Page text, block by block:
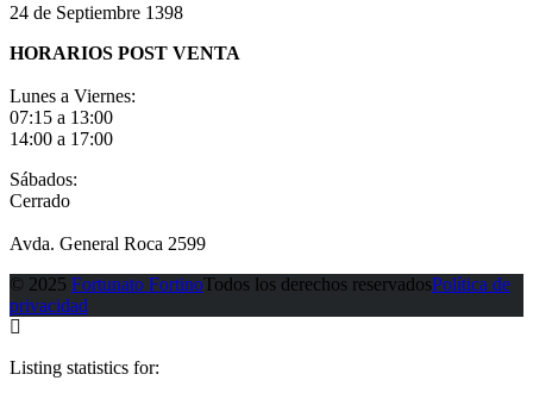
24 de Septiembre 1398
HORARIOS POST VENTA
Lunes a Viernes:
07:15 a 13:00
14:00 a 17:00
Sábados:
Cerrado
Avda. General Roca 2599
© 2025 Fortunato FortinoTodos los derechos reservadosPolítica de
privacidad
Listing statistics for: